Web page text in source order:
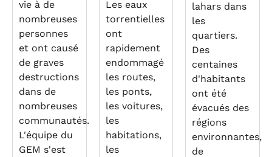
vie à de
nombreuses
personnes
et ont causé
de graves
destructions
dans de
nombreuses
communautés.
L'équipe du
GEM s'est
Les eaux
torrentielles
ont
rapidement
endommagé
les routes,
les ponts,
les voitures,
les
habitations,
les
lahars dans
les
quartiers.
Des
centaines
d'habitants
ont été
évacués des
régions
environnantes,
de